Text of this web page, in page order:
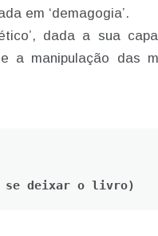
em ‘demagogia’.
dada a sua
a manipulação das
se deixar o livro)